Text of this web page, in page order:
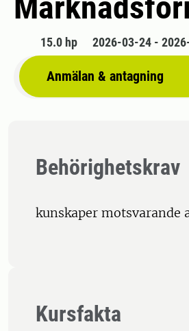
15.0 hp 2026-03-24 -
Anmälan & antagning
Behörighetskrav
kunskaper motsvarande
Kursfakta